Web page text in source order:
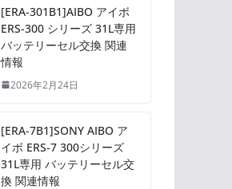
[ERA-301B1]AIBO アイボ
ERS-300 シリーズ 31L専用
バッテリーセル交換 関連
情報
2026年2月24日
[ERA-7B1]SONY AIBO ア
イボ ERS-7 300シリーズ
31L専用 バッテリーセル交
換 関連情報